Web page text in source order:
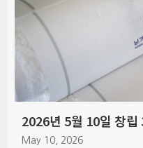
2026년 5월 10일 창립
May 10, 2026